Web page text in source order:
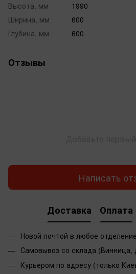
Высота, мм
1990
Ширина, мм
600
Глубина, мм
600
Отзывы
Написать
Доставка Оплата
Новой почтой в любое отделение
Самовывоз со склада
Курьером по адресу (только